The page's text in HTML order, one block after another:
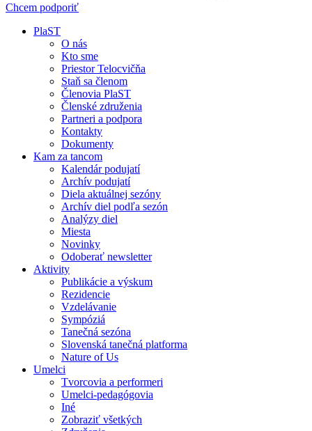
Chcem podporiť
PlaST
O nás
Kto sme
Priestor Telocvičňa
Staň sa členom
Členovia PlaST
Členské združenia
Partneri a podpora
Kontakty
Dokumenty
Kam za tancom
Kalendár podujatí
Archív podujatí
Diela aktuálnej sezóny
Archív diel podľa sezón
Analýzy diel
Miesta
Novinky
Odoberať newsletter
Aktivity
Publikácie a výskum
Rezidencie
Vzdelávanie
Sympóziá
Tanečná sezóna
Slovenská tanečná platforma
Nature of Us
Umelci
Tvorcovia a performeri
Umelci-pedagógovia
Iné
Zobraziť všetkých